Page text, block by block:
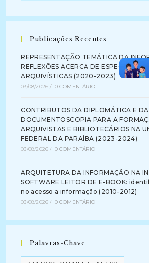
Publicações Recentes
REPRESENTAÇÃO TEMÁTICA DA
REFLEXÕES ACERCA DE
ARQUIVÍSTICAS (2020-2023)
03/08/2026 / 0 COMENTÁRIO
CONTRIBUTOS DA DIPLOMÁTICA E DA
DOCUMENTOSCOPIA PARA A
ARQUIVISTAS E BIBLIOTECÁRIOS NA
FEDERAL DA PARAÍBA (2023-2024)
03/08/2026 / 0 COMENTÁRIO
ARQUITETURA DA INFORMAÇÃO NA
SOFTWARE LEITOR DE E-BOOK:
no acesso a informação (2010-2012)
03/08/2026 / 0 COMENTÁRIO
Palavras-Chave